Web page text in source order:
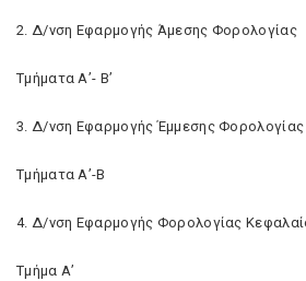
2. Δ/νση Εφαρμογής Άμεσης Φορολογίας
Τμήματα Α’- Β’
3. Δ/νση Εφαρμογής Έμμεσης Φορολογίας
Τμήματα Α’-Β
4. Δ/νση Εφαρμογής Φορολογίας
Τμήμα Α’